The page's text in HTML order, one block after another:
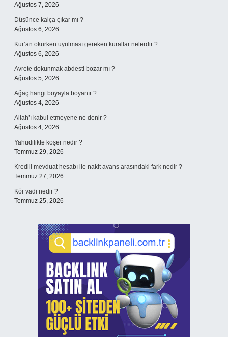
Ağustos 7, 2026
Düşünce kalça çıkar mı ?
Ağustos 6, 2026
Kur’an okurken uyulması gereken kurallar nelerdir ?
Ağustos 6, 2026
Avrete dokunmak abdesti bozar mı ?
Ağustos 5, 2026
Ağaç hangi boyayla boyanır ?
Ağustos 4, 2026
Allah’ı kabul etmeyene ne denir ?
Ağustos 4, 2026
Yahudilikte koşer nedir ?
Temmuz 29, 2026
Kredili mevduat hesabı ile nakit avans arasındaki fark nedir ?
Temmuz 27, 2026
Kör vadi nedir ?
Temmuz 25, 2026